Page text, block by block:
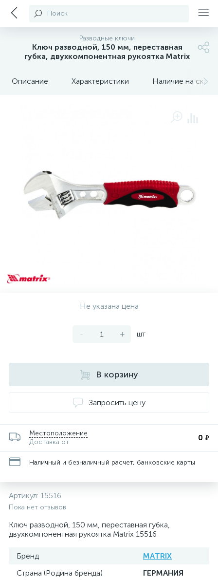
Поиск
Разводные ключи
Ключ разводной, 150 мм, переставная
губка, двухкомпонентная рукоятка Matrix
Описание Характеристики Наличие на
Не указана цена
- + шт
В корзину
Запросить цену
Местоположение
Доставка от
0 ₽
Наличный и безналичный расчет, банковские карты
Артикул: 15516
Пока нет отзывов
Ключ разводной, 150 мм, переставная губка,
двухкомпонентная рукоятка Matrix 15516
Бренд
MATRIX
Страна (Родина бренда)
ГЕРМАНИЯ